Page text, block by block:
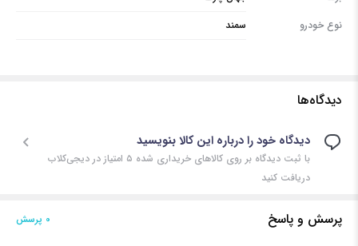
نوع خودرو
سمند
دیدگاه‌ها
دیدگاه خود را درباره این کالا بنویسید
با ثبت دیدگاه بر روی کالاهای خریداری شده ۵ امتیاز در دیجی‌کلاب
دریافت کنید
پرسش و پاسخ 0 پرسش‌